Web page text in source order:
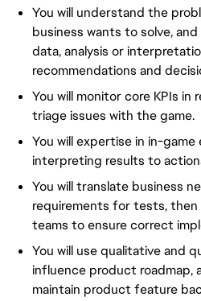
You will understand the
business wants to solve,
data, analysis or
recommendations and
You will monitor core KPIs in
triage issues with the game.
You will expertise in in-
interpreting results to
You will translate business
requirements for tests,
teams to ensure correct
You will use qualitative and
influence product roadmap,
maintain product feature